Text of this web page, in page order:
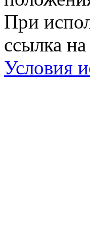
При
ссылка
Условия